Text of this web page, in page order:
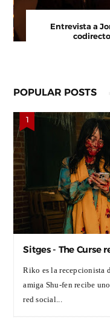
Entrevista a
Nos
POPULAR POSTS
Sitges - The Curse
Riko es la recepcionista
amiga Shu-fen recibe
red social...